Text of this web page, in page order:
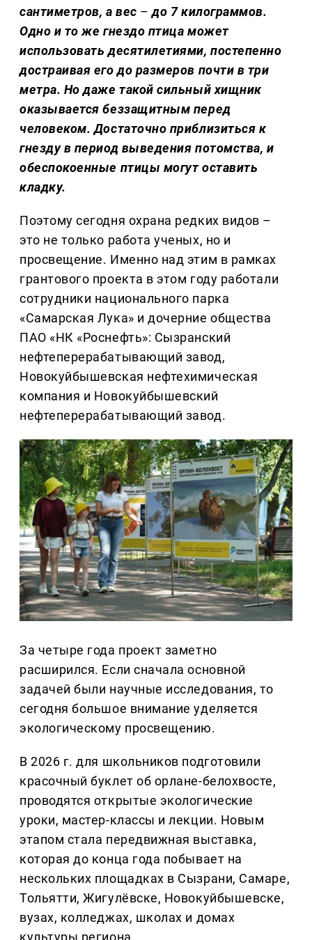
сантиметров, а вес – до 7 килограммов.
Одно и то же гнездо птица может
использовать десятилетиями, постепенно
достраивая его до размеров почти в три
метра. Но даже такой сильный хищник
оказывается беззащитным перед
человеком. Достаточно приблизиться к
гнезду в период выведения потомства, и
обеспокоенные птицы могут оставить
кладку.
Поэтому сегодня охрана редких видов –
это не только работа ученых, но и
просвещение. Именно над этим в рамках
грантового проекта в этом году работали
сотрудники национального парка
«Самарская Лука» и дочерние общества
ПАО «НК «Роснефть»: Сызранский
нефтеперерабатывающий завод,
Новокуйбышевская нефтехимическая
компания и Новокуйбышевский
нефтеперерабатывающий завод.
За четыре года проект заметно
расширился. Если сначала основной
задачей были научные исследования, то
сегодня большое внимание уделяется
экологическому просвещению.
В 2026 г. для школьников подготовили
красочный буклет об орлане-белохвосте,
проводятся открытые экологические
уроки, мастер-классы и лекции. Новым
этапом стала передвижная выставка,
которая до конца года побывает на
нескольких площадках в Сызрани, Самаре,
Тольятти, Жигулёвске, Новокуйбышевске,
вузах, колледжах, школах и домах
культуры региона.